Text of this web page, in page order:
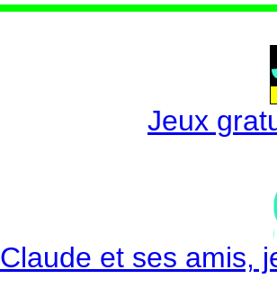
Jeux
Claude et ses amis,